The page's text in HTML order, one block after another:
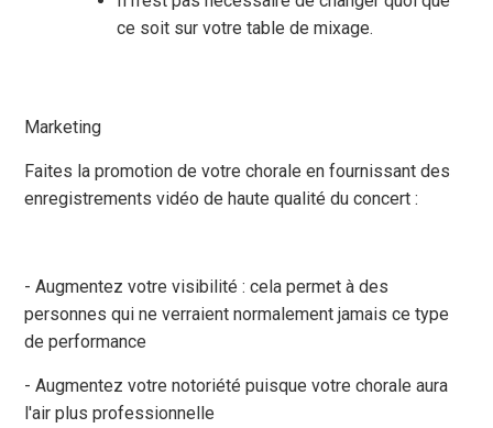
ce soit sur votre table de mixage.
Marketing
Faites la promotion de votre chorale en fournissant des
enregistrements vidéo de haute qualité du concert :
- Augmentez votre visibilité : cela permet à des
personnes qui ne verraient normalement jamais ce type
de performance
- Augmentez votre notoriété puisque votre chorale aura
l'air plus professionnelle